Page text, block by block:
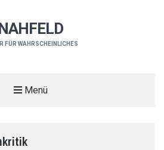
FÜR WAHRSCHEINLICHES
Menü